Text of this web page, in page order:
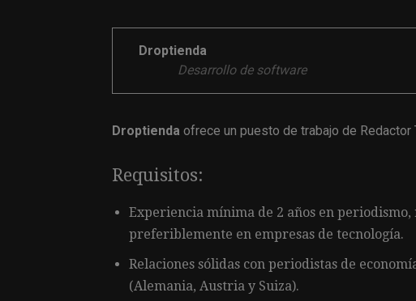
Droptienda
Desarrollo de software
Droptienda ofrece un puesto de trabajo de
Requisitos:
Experiencia mínima de 2 años en
preferiblemente en empresas de tecnología.
Relaciones sólidas con periodistas de
(Alemania, Austria y Suiza).